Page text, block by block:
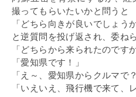
撮ってもらいたいかと問うと
「どちら向きが良いでしょう
と逆質問を投げ返され、委ね
「どちらから来られたのです
「愛知県です！」
「え～、愛知県からクルマで？
「いえいえ、飛行機で来て、